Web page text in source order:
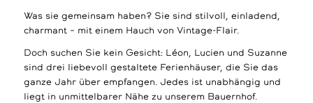
Was sie gemeinsam haben? Sie sind stilvoll, einladend,
charmant – mit einem Hauch von Vintage-Flair.
Doch suchen Sie kein Gesicht: Léon, Lucien und Suzanne
sind drei liebevoll gestaltete Ferienhäuser, die Sie das
ganze Jahr über empfangen. Jedes ist unabhängig und
liegt in unmittelbarer Nähe zu unserem Bauernhof.